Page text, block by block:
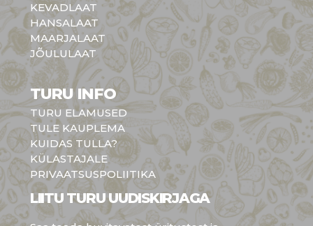
KEVADLAAT
HANSALAAT
MAARJALAAT
JÕULULAAT
TURU INFO
TURU ELAMUSED
TULE KAUPLEMA
KUIDAS TULLA?
KÜLASTAJALE
PRIVAATSUSPOLIITIKA
LIITU TURU UUDISKIRJAGA